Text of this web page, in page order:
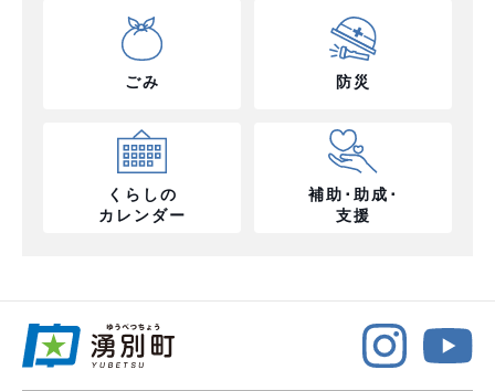
ごみ 防災
くらしの
カレンダー
補助･助成･
支援